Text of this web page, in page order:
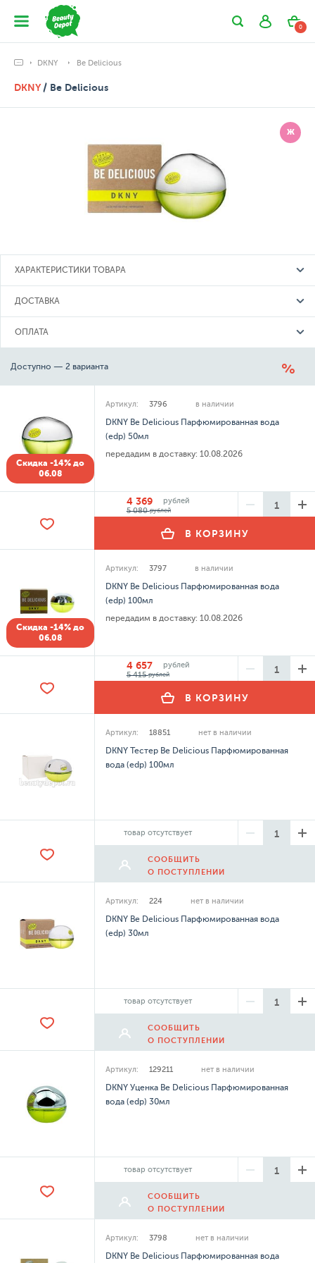
0
DKNY Be Delicious
DKNY/ Be Delicious
Ж
ХАРАКТЕРИСТИКИ ТОВАРА
ДОСТАВКА
ОПЛАТА
Доступно — 2 варианта
Скидка -14% до
06.08
Артикул: 3796 в наличии
DKNY Be Delicious Парфюмированная вода
(edp) 50мл
передадим в доставку: 10.08.2026
4 369
рублей
5 080рублей
В КОРЗИНУ
Скидка -14% до
06.08
Артикул: 3797 в наличии
DKNY Be Delicious Парфюмированная вода
(edp) 100мл
передадим в доставку: 10.08.2026
4 657
рублей
5 415рублей
В КОРЗИНУ
Артикул: 18851 нет в наличии
DKNY Тестер Be Delicious Парфюмированная
вода (edp) 100мл
товар отсутствует
СООБЩИТЬ
О ПОСТУПЛЕНИИ
Артикул: 224 нет в наличии
DKNY Be Delicious Парфюмированная вода
(edp) 30мл
товар отсутствует
СООБЩИТЬ
О ПОСТУПЛЕНИИ
Артикул: 129211 нет в наличии
DKNY Уценка Be Delicious Парфюмированная
вода (edp) 30мл
товар отсутствует
СООБЩИТЬ
О ПОСТУПЛЕНИИ
Артикул: 3798 нет в наличии
DKNY Be Delicious Парфюмированная вода